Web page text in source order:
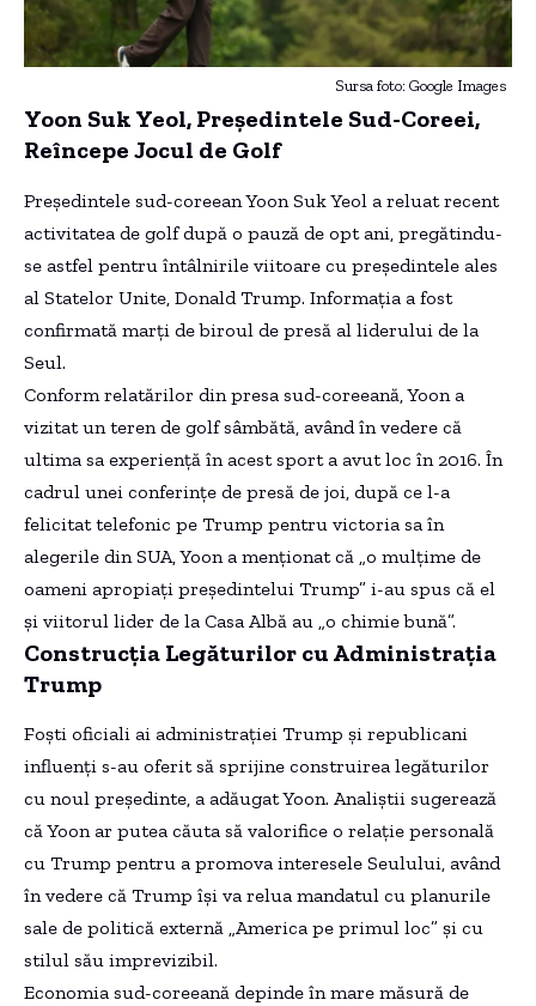
Sursa foto: Google Images
Yoon Suk Yeol, Președintele Sud-Coreei,
Reîncepe Jocul de Golf
Președintele sud-coreean Yoon Suk Yeol a reluat recent
activitatea de golf după o pauză de opt ani, pregătindu-
se astfel pentru întâlnirile viitoare cu președintele ales
al Statelor Unite, Donald Trump. Informația a fost
confirmată marți de biroul de presă al liderului de la
Seul.
Conform relatărilor din presa sud-coreeană, Yoon a
vizitat un teren de golf sâmbătă, având în vedere că
ultima sa experiență în acest sport a avut loc în 2016. În
cadrul unei conferințe de presă de joi, după ce l-a
felicitat telefonic pe Trump pentru victoria sa în
alegerile din SUA, Yoon a menționat că „o mulțime de
oameni apropiați președintelui Trump” i-au spus că el
și viitorul lider de la Casa Albă au „o chimie bună”.
Construcția Legăturilor cu Administrația
Trump
Foști oficiali ai administrației Trump și republicani
influenți s-au oferit să sprijine construirea legăturilor
cu noul președinte, a adăugat Yoon. Analiștii sugerează
că Yoon ar putea căuta să valorifice o relație personală
cu Trump pentru a promova interesele Seulului, având
în vedere că Trump își va relua mandatul cu planurile
sale de politică externă „America pe primul loc” și cu
stilul său imprevizibil.
Economia sud-coreeană depinde în mare măsură de